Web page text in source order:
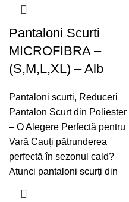
Pantaloni Scurti
MICROFIBRA –
(S,M,L,XL) – Alb
Pantaloni scurti, Reduceri
Pantalon Scurt din Poliester
– O Alegere Perfectă pentru
Vară Cauți pătrunderea
perfectă în sezonul cald?
Atunci pantaloni scurți din